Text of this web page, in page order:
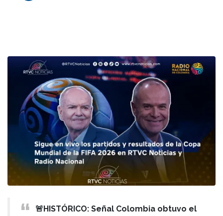
🚨HISTÓRICO: Señal Colombia obtuvo el